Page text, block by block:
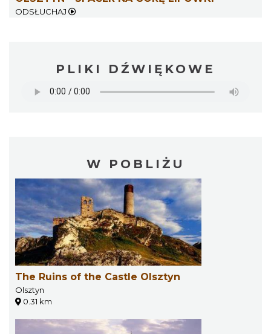
ODSŁUCHAJ
PLIKI DŹWIĘKOWE
W POBLIŻU
The Ruins of the Castle Olsztyn
Olsztyn
0.31 km